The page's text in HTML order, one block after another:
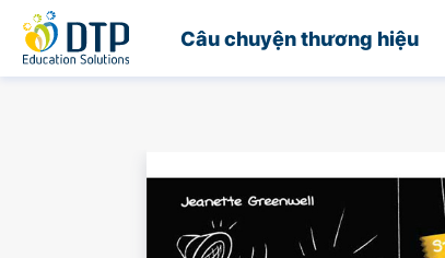
Câu chuyện thương hiệu
Trang chủ